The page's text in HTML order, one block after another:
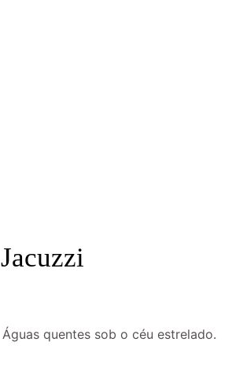
Jacuzzi
Águas quentes sob o céu estrelado.